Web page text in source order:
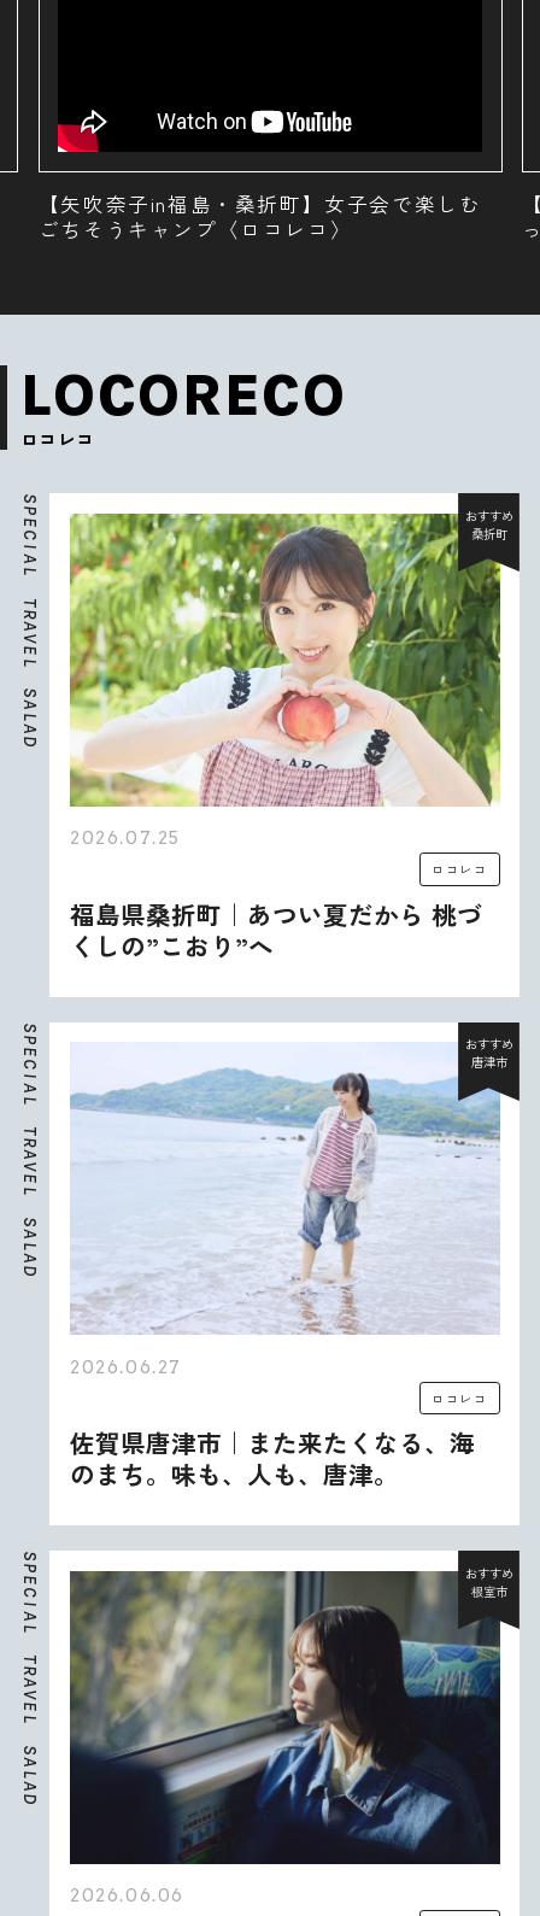
【矢吹奈子in福島・桑折町】桃1個まるごと使
ったグルメ〈ロコレコ〉
LOCORECO
ロコレコ
S
P
E
C
I
A
L
T
R
A
V
E
L
S
A
L
A
D
おすすめ
桑折町
2026.07.25
ロコレコ
福島県桑折町｜あつい夏だから 桃づ
くしの”こおり”へ
S
P
E
C
I
A
L
T
R
A
V
E
L
S
A
L
A
D
おすすめ
唐津市
2026.06.27
ロコレコ
佐賀県唐津市｜また来たくなる、海
のまち。味も、人も、唐津。
S
P
E
C
I
A
L
T
R
A
V
E
L
S
A
L
A
D
おすすめ
根室市
2026.06.06